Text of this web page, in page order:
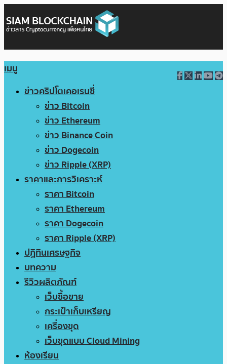
เมนู
ข่าวคริปโตเคอเรนซี่
ข่าว Bitcoin
ข่าว Ethereum
ข่าว Binance Coin
ข่าว Dogecoin
ข่าว Ripple (XRP)
ราคาและการวิเคราะห์
ราคา Bitcoin
ราคา Ethereum
ราคา Dogecoin
ราคา Ripple (XRP)
ปฏิทินเศรษฐกิจ
บทความ
รีวิวผลิตภัณฑ์
เว็บซื้อขาย
กระเป๋าเก็บเหรียญ
เครื่องขุด
เว็บขุดแบบ Cloud Mining
ห้องเรียน